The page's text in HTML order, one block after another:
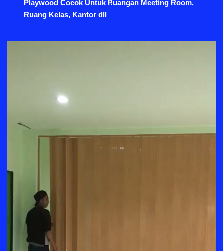
Playwood Cocok Untuk Ruangan Meeting Room,
Ruang Kelas, Kantor dll